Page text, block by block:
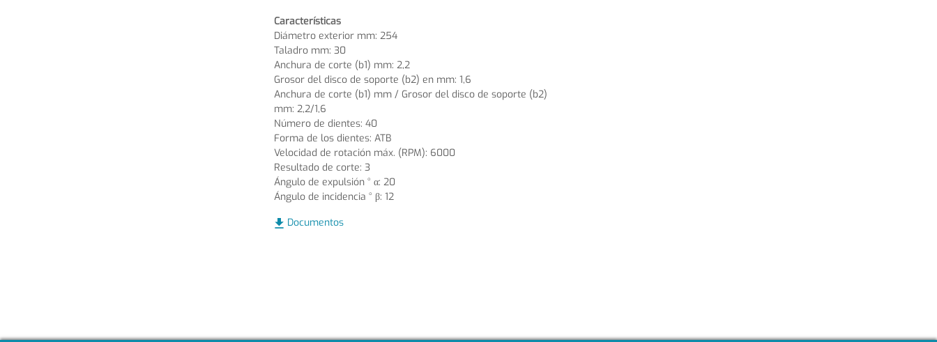
Características
Diámetro exterior mm: 254
Taladro mm: 30
Anchura de corte (b1) mm: 2,2
Grosor del disco de soporte (b2) en mm: 1,6
Anchura de corte (b1) mm / Grosor del disco de soporte (b2)
mm: 2,2/1,6
Número de dientes: 40
Forma de los dientes: ATB
Velocidad de rotación máx. (RPM): 6000
Resultado de corte: 3
Ángulo de expulsión ° α: 20
Ángulo de incidencia ° β: 12
Documentos